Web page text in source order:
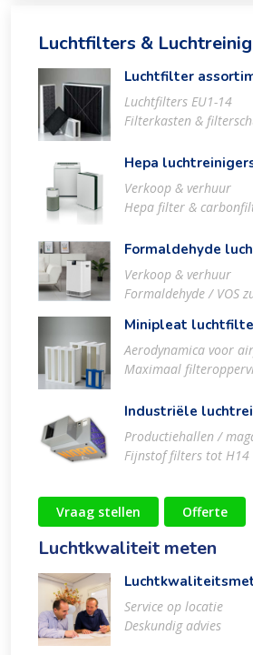
Luchtfilters &
Luchtfilter
Luchtfilters EU1-14
Filterkasten &
Hepa
Verkoop & verhuur
Hepa filter &
Formaldehyde
Verkoop & verhuur
Formaldehyde / VOS
Minipleat
Aerodynamica voor
Maximaal
Industriële
Productiehallen /
Fijnstof filters tot H14
Vraag stellen Offerte
Luchtkwaliteit meten
Service op locatie
Deskundig advies